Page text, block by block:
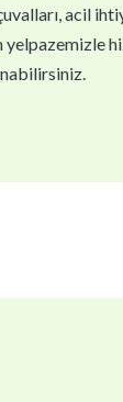
acil